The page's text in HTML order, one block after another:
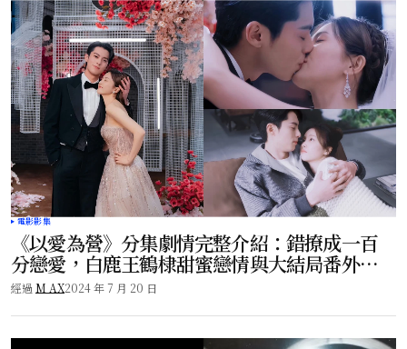
電影影集
《以愛為營》分集劇情完整介紹：錯撩成一百
分戀愛，白鹿王鶴棣甜蜜戀情與大結局番外解
析
經過 M AX2024 年 7 月 20 日